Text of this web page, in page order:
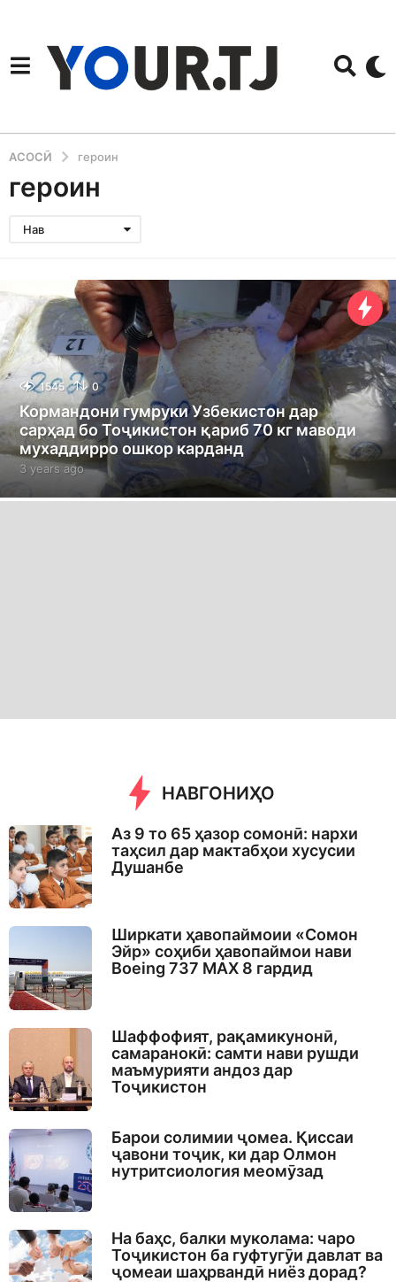
АСОСӢ героин
героин
Нав
1545 0
Кормандони гумруки Узбекистон дар
сарҳад бо Тоҷикистон қариб 70 кг маводи
мухаддирро ошкор карданд
3 years ago3
e
НАВГОНИҲО
Аз 9 то 65 ҳазор сомонӣ: нархи
таҳсил дар мактабҳои хусусии
Душанбе
Ширкати ҳавопаймоии «Сомон
Эйр» соҳиби ҳавопаймои нави
Boeing 737 MAX 8 гардид
Шаффофият, рақамикунонӣ,
самаранокӣ: самти нави рушди
маъмурияти андоз дар
Тоҷикистон
Барои солимии ҷомеа. Қиссаи
ҷавони тоҷик, ки дар Олмон
нутритсиология меомӯзад
На баҳс, балки муколама: чаро
Тоҷикистон ба гуфтугӯи давлат ва
ҷомеаи шаҳрвандӣ ниёз дорад?